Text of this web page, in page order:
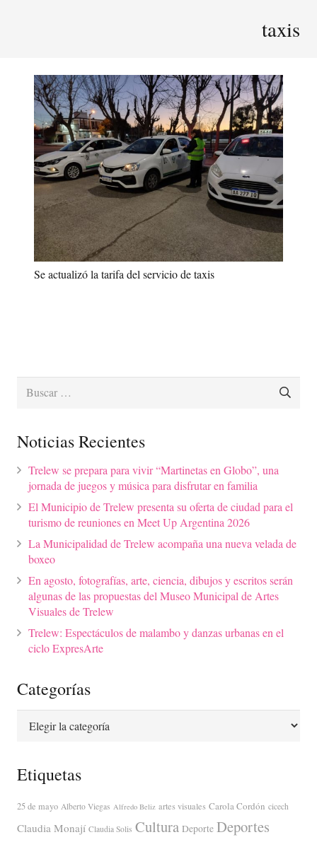
taxis
Se actualizó la tarifa del servicio de taxis
Buscar:
Noticias Recientes
Trelew se prepara para vivir “Martinetas en Globo”, una
jornada de juegos y música para disfrutar en familia
El Municipio de Trelew presenta su oferta de ciudad para el
turismo de reuniones en Meet Up Argentina 2026
La Municipalidad de Trelew acompaña una nueva velada de
boxeo
En agosto, fotografías, arte, ciencia, dibujos y escritos serán
algunas de las propuestas del Museo Municipal de Artes
Visuales de Trelew
Trelew: Espectáculos de malambo y danzas urbanas en el
ciclo ExpresArte
Categorías
Etiquetas
25 de mayo Alberto Viegas Alfredo Beliz artes visuales Carola Cordón cicech
Claudia Monají Claudia Solis Cultura Deporte Deportes